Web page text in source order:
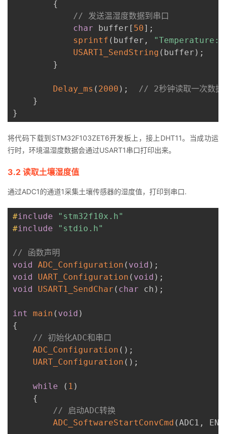
{
// 发送温湿度数据到串口
char buffer [ 50] ;
sprintf ( buffer ,
"Temperature:
USART1_SendString ( buffer ) ;
}
Delay_ms ( 2000 ) ;
// 2秒钟读取一次数据
}
}
将代码下载到STM32F103ZET6开发板上，接上DHT11。当成功运
行时，环境温湿度数据会通过USART1串口打印出来。
3.2 读取土壤湿度值
通过ADC1的通道1采集土壤传感器的湿度值，打印到串口.
#include
"stm32f10x.h"
#include
"stdio.h"
// 函数声明
void
ADC_Configuration ( void ) ;
void
UART_Configuration ( void ) ;
void
USART1_SendChar ( char ch ) ;
int
main ( void )
{
// 初始化ADC和串口
ADC_Configuration ( ) ;
UART_Configuration ( ) ;
while
( 1 )
{
// 启动ADC转换
ADC_SoftwareStartConvCmd (ADC1 ,